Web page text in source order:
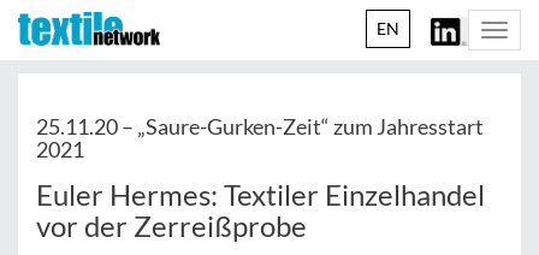
EN
25.11.20 – „Saure-Gurken-Zeit“ zum Jahresstart
2021
Euler Hermes: Textiler Einzelhandel
vor der Zerreißprobe